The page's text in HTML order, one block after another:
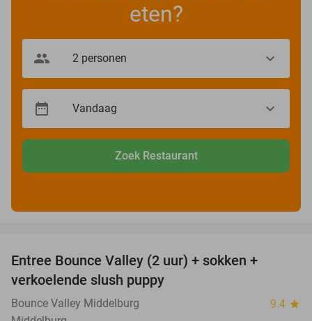
eten?
Zoek Restaurant
Entree Bounce Valley (2 uur) + sokken +
verkoelende slush puppy
Bounce Valley Middelburg 9.4 star